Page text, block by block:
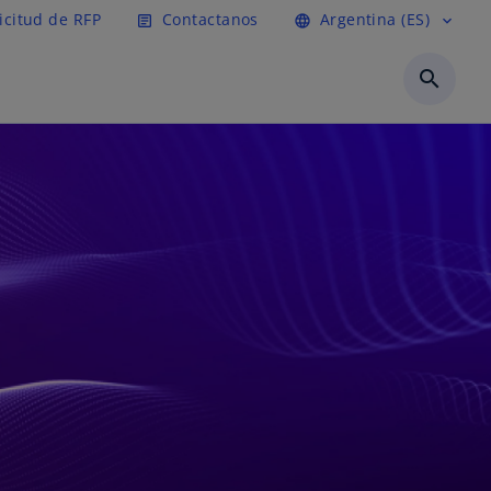
de RFP article Contactanos language Argentina (ES) expand_more
search